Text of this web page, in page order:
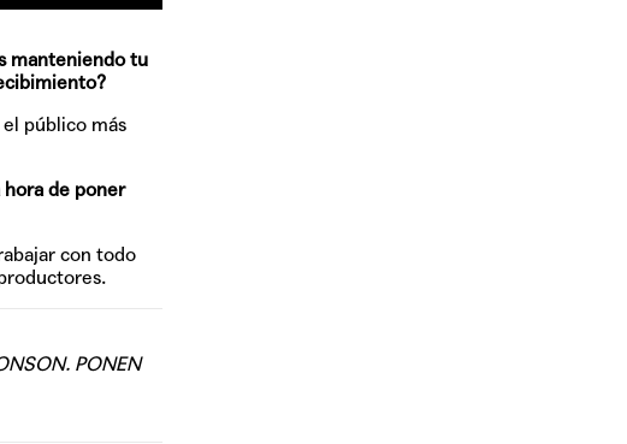
manteniendo tu
público más
de poner
con todo
PONEN